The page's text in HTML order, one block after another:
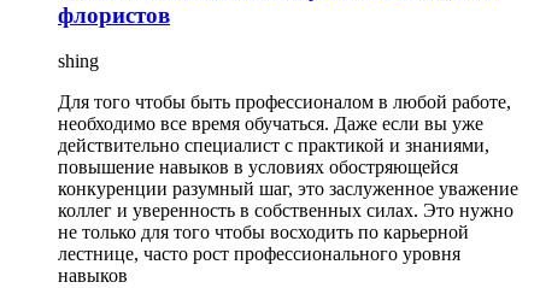
флористов
shing
Для того чтобы быть профессионалом в любой работе,
необходимо все время обучаться. Даже если вы уже
действительно специалист с практикой и знаниями,
повышение навыков в условиях обостряющейся
конкуренции разумный шаг, это заслуженное уважение
коллег и уверенность в собственных силах. Это нужно
не только для того чтобы восходить по карьерной
лестнице, часто рост профессионального уровня
навыков